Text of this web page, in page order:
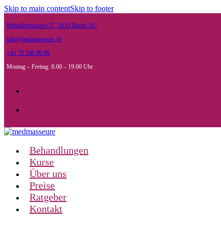
Skip to main contentSkip to footer
Mitteldorfstrasse 37, 5033 Buchs AG
info@medmasseure.ch
+41 79 546 86 89
Montag – Freitag: 8.00 – 19.00 Uhr
Behandlungen
Kurse
Über uns
Preise
Ratgeber
Kontakt